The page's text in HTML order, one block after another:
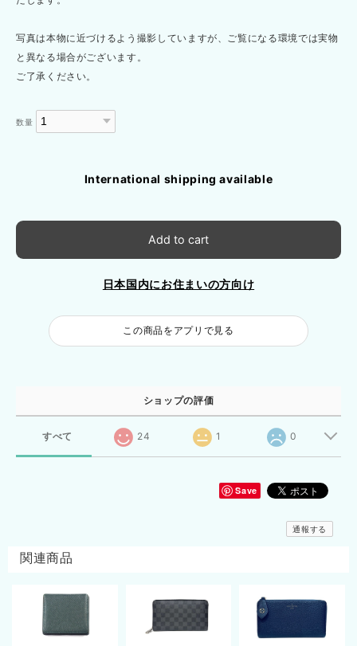
写真は本物に近づけるよう撮影していますが、ご覧になる環境では実物
と異なる場合がございます。
ご了承ください。
数量
International shipping available
Add to cart
日本国内にお住まいの方向け
この商品をアプリで見る
ショップの評価
すべて 24 1 0
Save
通報する
関連商品